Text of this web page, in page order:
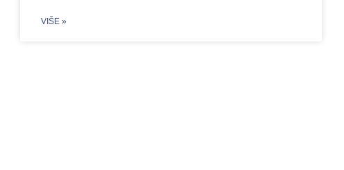
VIŠE »